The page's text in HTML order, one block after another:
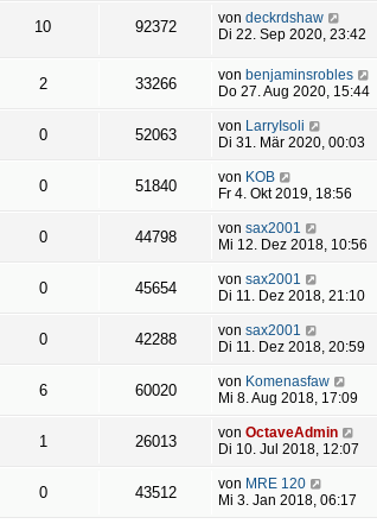
10 92372 von deckrdshaw
Di 22. Sep 2020, 23:42
2 33266 von benjaminsrobles
Do 27. Aug 2020, 15:44
0 52063 von LarryIsoli
Di 31. Mär 2020, 00:03
0 51840 von KOB
Fr 4. Okt 2019, 18:56
0 44798 von sax2001
Mi 12. Dez 2018, 10:56
0 45654 von sax2001
Di 11. Dez 2018, 21:10
0 42288 von sax2001
Di 11. Dez 2018, 20:59
6 60020 von Komenasfaw
Mi 8. Aug 2018, 17:09
1 26013 von OctaveAdmin
Di 10. Jul 2018, 12:07
0 43512 von MRE 120
Mi 3. Jan 2018, 06:17